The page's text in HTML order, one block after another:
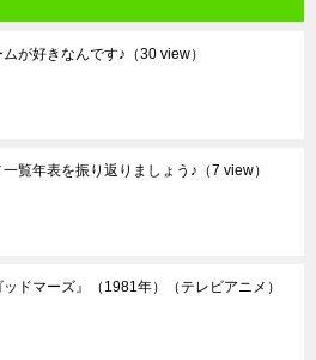
が好きなんです♪ （30 view）
覧年表を振り返りましょう♪ （7 view）
ッドマーズ』（1981年）（テレビアニメ）